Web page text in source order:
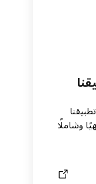
وشاملًا